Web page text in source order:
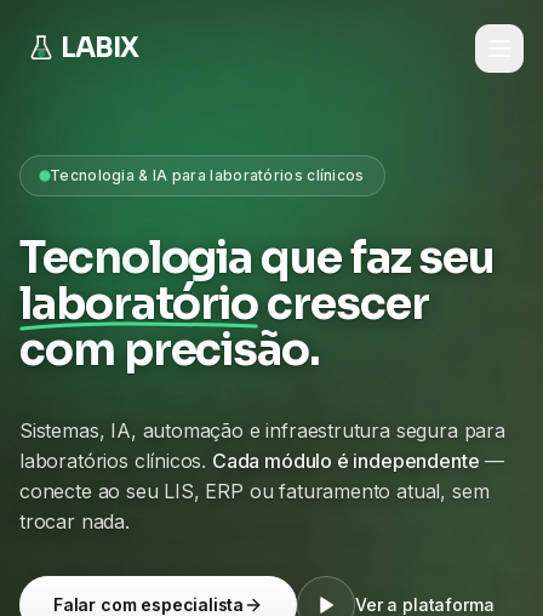
LABIX
Tecnologia & IA para laboratórios clínicos
Tecnologia que faz seu
laboratóriocrescer
com precisão.
Sistemas, IA, automação e infraestrutura segura para
laboratórios clínicos. Cada módulo é independente —
conecte ao seu LIS, ERP ou faturamento atual, sem
trocar nada.
Falar com especialista Ver a plataforma